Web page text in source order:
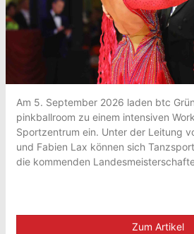
Am 5. September 2026 laden btc
pinkballroom zu einem intensiven
Sportzentrum ein. Unter der Leitung
und Fabien Lax können sich
die kommenden
Zum Artikel